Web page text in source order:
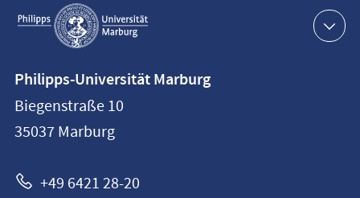
Navigation
Philipps-
Universität
Marburg
Philipps-Universität Marburg
Biegenstraße 10
35037 Marburg
+49 6421 28-20